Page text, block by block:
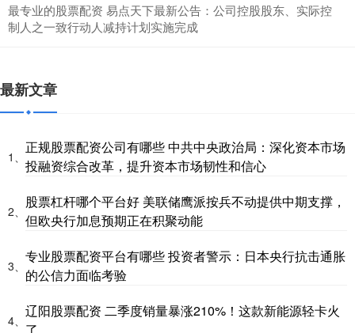
最专业的股票配资 易点天下最新公告：公司控股股东、实际控
制人之一致行动人减持计划实施完成
最新文章
1、
正规股票配资公司有哪些 中共中央政治局：深化资本市场
投融资综合改革，提升资本市场韧性和信心
2、
股票杠杆哪个平台好 美联储鹰派按兵不动提供中期支撑，
但欧央行加息预期正在积聚动能
3、
专业股票配资平台有哪些 投资者警示：日本央行抗击通胀
的公信力面临考验
4、
辽阳股票配资 二季度销量暴涨210%！这款新能源轻卡火
了